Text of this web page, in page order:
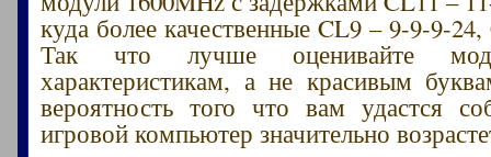
куда более качественные CL9 – 9-9-9-
Так что лучше оценивайте
характеристикам, а не красивым
вероятность того что вам удастся
игровой компьютер значительно